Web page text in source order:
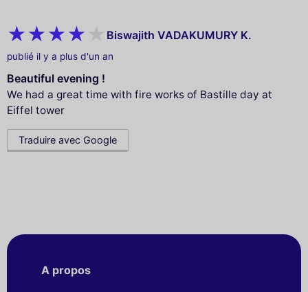
Biswajith VADAKUMURY K.
publié il y a plus d'un an
Beautiful evening !
We had a great time with fire works of Bastille day at
Eiffel tower
Traduire avec Google
A propos